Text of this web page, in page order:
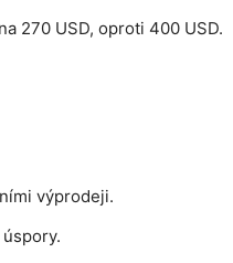
270 USD, oproti 400 USD.
výprodeji.